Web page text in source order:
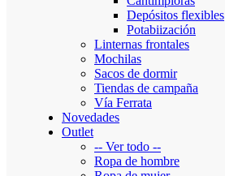
Depósitos flexibles
Potabiización
Linternas frontales
Mochilas
Sacos de dormir
Tiendas de campaña
Vía Ferrata
Novedades
Outlet
-- Ver todo --
Ropa de hombre